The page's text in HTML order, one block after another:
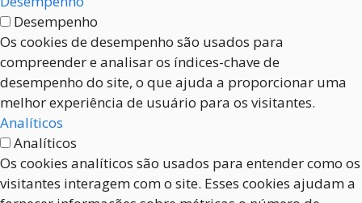
Desempenho
Os cookies de desempenho são usados para
compreender e analisar os índices-chave de
desempenho do site, o que ajuda a proporcionar uma
melhor experiência de usuário para os visitantes.
Analíticos
Analíticos
Os cookies analíticos são usados para entender como os
visitantes interagem com o site. Esses cookies ajudam a